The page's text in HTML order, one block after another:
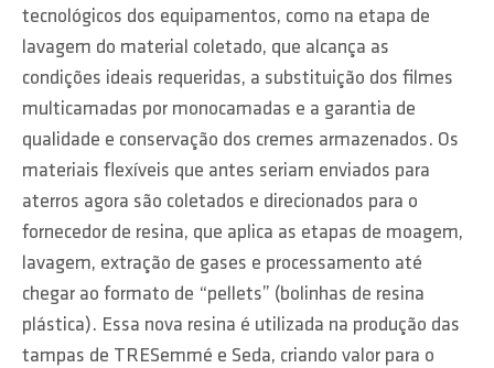
tecnológicos dos equipamentos, como na etapa de
lavagem do material coletado, que alcança as
condições ideais requeridas, a substituição dos filmes
multicamadas por monocamadas e a garantia de
qualidade e conservação dos cremes armazenados. Os
materiais flexíveis que antes seriam enviados para
aterros agora são coletados e direcionados para o
fornecedor de resina, que aplica as etapas de moagem,
lavagem, extração de gases e processamento até
chegar ao formato de “pellets” (bolinhas de resina
plástica). Essa nova resina é utilizada na produção das
tampas de TRESemmé e Seda, criando valor para o